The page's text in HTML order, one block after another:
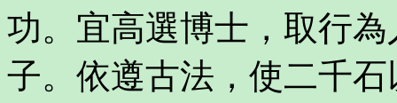
功。宜高選博士，取行
子。依遵古法，使二千